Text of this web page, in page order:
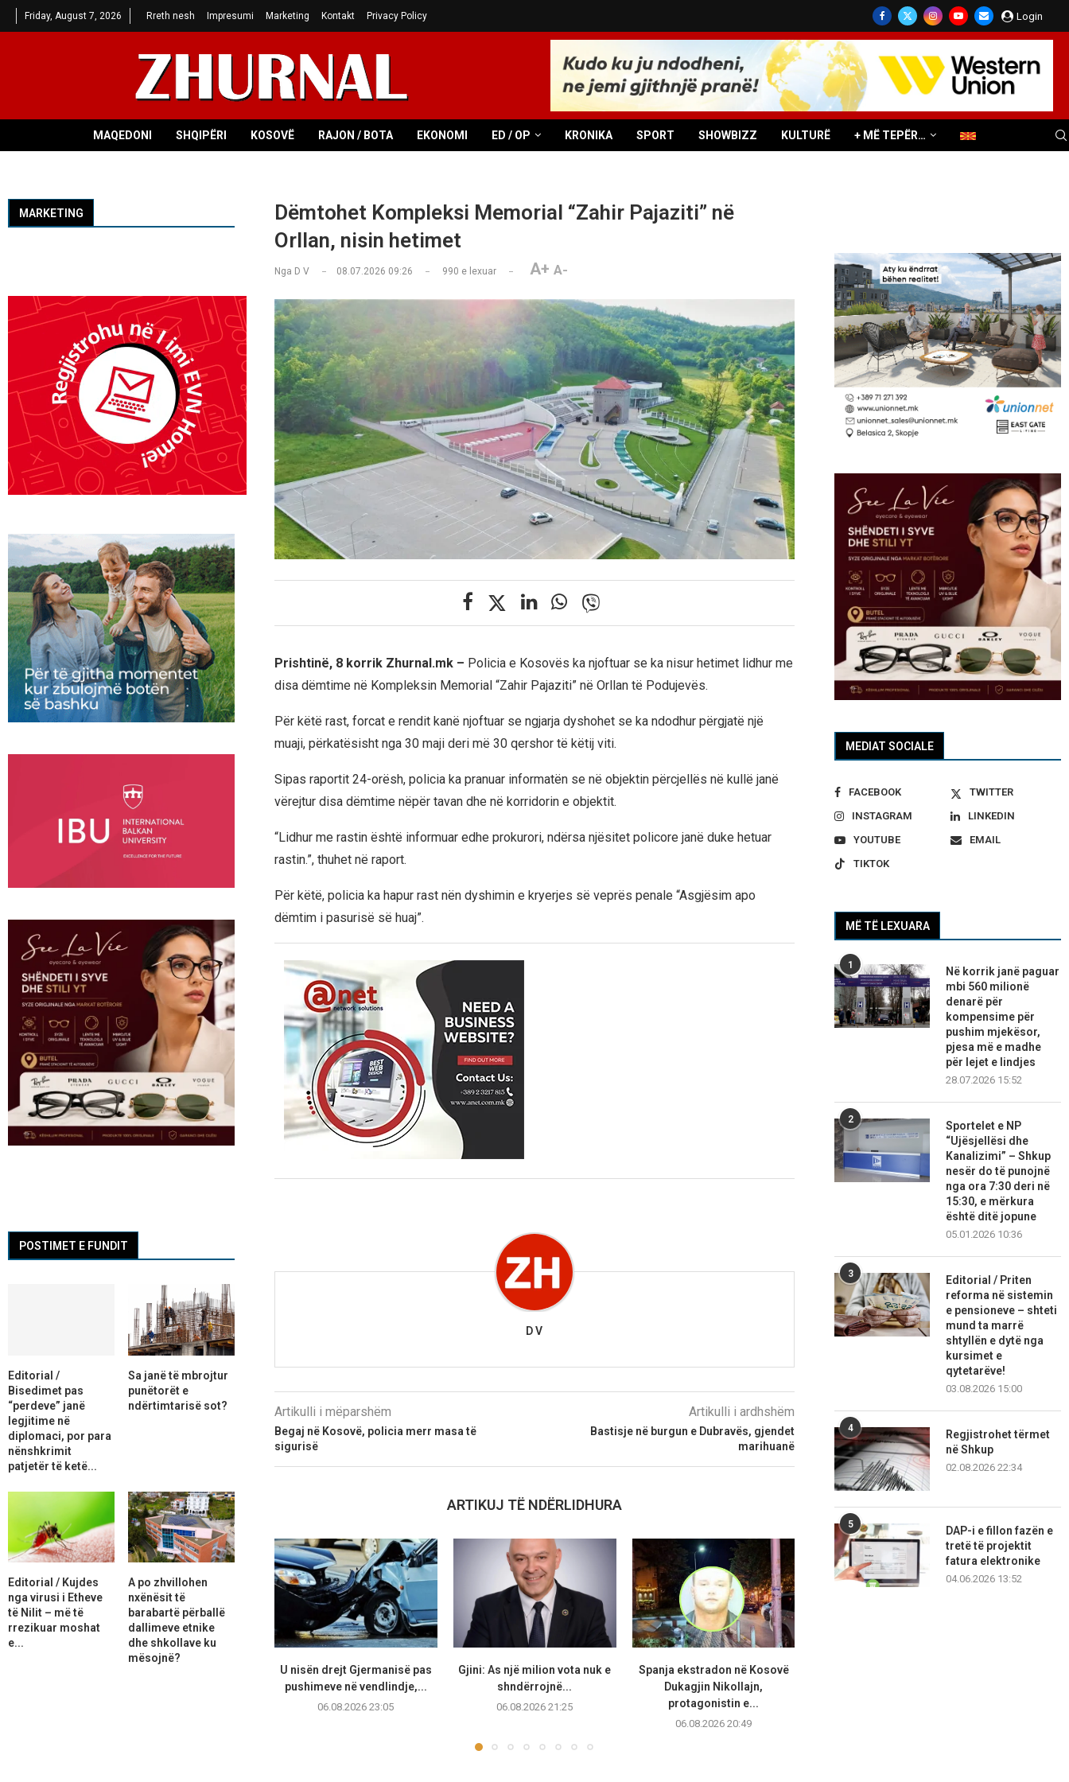
Friday, August 7, 2026 Rreth nesh Impresumi Marketing Kontakt Privacy Policy Login
MAQEDONI SHQIPËRI KOSOVË RAJON / BOTA EKONOMI ED / OP KRONIKA SPORT SHOWBIZZ KULTURË + MË TEPËR…
Dëmtohet Kompleksi Memorial “Zahir Pajaziti” në
Orllan, nisin hetimet
Nga D V 08.07.2026 09:26 990 e lexuar A+ A-
Prishtinë, 8 korrik Zhurnal.mk – Policia e Kosovës ka njoftuar se ka nisur hetimet lidhur me
disa dëmtime në Kompleksin Memorial “Zahir Pajaziti” në Orllan të Podujevës.
Për këtë rast, forcat e rendit kanë njoftuar se ngjarja dyshohet se ka ndodhur përgjatë një
muaji, përkatësisht nga 30 maji deri më 30 qershor të këtij viti.
Sipas raportit 24-orësh, policia ka pranuar informatën se në objektin përcjellës në kullë janë
vërejtur disa dëmtime nëpër tavan dhe në korridorin e objektit.
“Lidhur me rastin është informuar edhe prokurori, ndërsa njësitet policore janë duke hetuar
rastin.”, thuhet në raport.
Për këtë, policia ka hapur rast nën dyshimin e kryerjes së veprës penale “Asgjësim apo
dëmtim i pasurisë së huaj”.
D V
Artikulli i mëparshëm
Begaj në Kosovë, policia merr masa të
sigurisë
Artikulli i ardhshëm
Bastisje në burgun e Dubravës, gjendet
marihuanë
ARTIKUJ TË NDËRLIDHURA
U nisën drejt Gjermanisë pas
pushimeve në vendlindje,...
06.08.2026 23:05
Gjini: As një milion vota nuk e
shndërrojnë...
06.08.2026 21:25
Spanja ekstradon në Kosovë
Dukagjin Nikollajn,
protagonistin e...
06.08.2026 20:49
MEDIAT SOCIALE
FACEBOOK
TWITTER
INSTAGRAM
LINKEDIN
YOUTUBE
EMAIL
TIKTOK
MË TË LEXUARA
1
Në korrik janë paguar
mbi 560 milionë
denarë për
kompensime për
pushim mjekësor,
pjesa më e madhe
për lejet e lindjes
28.07.2026 15:52
2
Sportelet e NP
“Ujësjellësi dhe
Kanalizimi” – Shkup
nesër do të punojnë
nga ora 7:30 deri në
15:30, e mërkura
është ditë jopune
05.01.2026 10:36
3
Editorial / Priten
reforma në sistemin
e pensioneve – shteti
mund ta marrë
shtyllën e dytë nga
kursimet e
qytetarëve!
03.08.2026 15:00
4
Regjistrohet tërmet
në Shkup
02.08.2026 22:34
5
DAP-i e fillon fazën e
tretë të projektit
fatura elektronike
04.06.2026 13:52
MARKETING
POSTIMET E FUNDIT
Editorial /
Bisedimet pas
“perdeve” janë
legjitime në
diplomaci, por para
nënshkrimit
patjetër të ketë...
Sa janë të mbrojtur
punëtorët e
ndërtimtarisë sot?
Editorial / Kujdes
nga virusi i Etheve
të Nilit – më të
rrezikuar moshat
e...
A po zhvillohen
nxënësit të
barabartë përballë
dallimeve etnike
dhe shkollave ku
mësojnë?